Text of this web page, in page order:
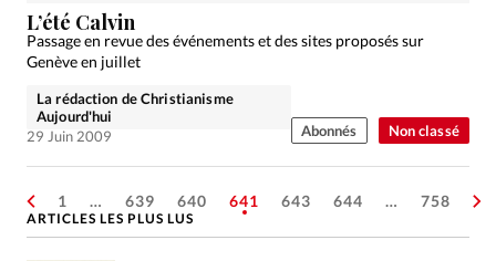
Non classé
L’été Calvin
Passage en revue des événements et des sites proposés sur
Genève en juillet
La rédaction de Christianisme
Aujourd'hui
29 Juin 2009
Abonnés
1 … 639 640 641 643 644 … 758
ARTICLES LES PLUS LUS